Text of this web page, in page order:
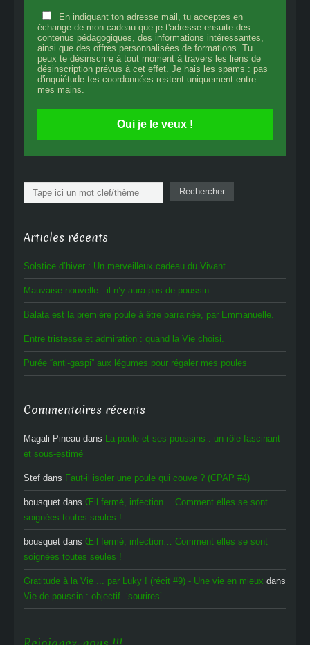
En indiquant ton adresse mail, tu acceptes en
échange de mon cadeau que je t'adresse ensuite des
contenus pédagogiques, des informations intéressantes,
ainsi que des offres personnalisées de formations. Tu
peux te désinscrire à tout moment à travers les liens de
désinscription prévus à cet effet. Je hais les spams : pas
d'inquiétude tes coordonnées restent uniquement entre
mes mains.
Oui je le veux !
Rechercher Rechercher
Articles récents
Solstice d’hiver : Un merveilleux cadeau du Vivant
Mauvaise nouvelle : il n’y aura pas de poussin…
Balata est la première poule à être parrainée, par Emmanuelle.
Entre tristesse et admiration : quand la Vie choisi.
Purée “anti-gaspi” aux légumes pour régaler mes poules
Commentaires récents
Magali Pineau dans La poule et ses poussins : un rôle fascinant
et sous-estimé
Stef dans Faut-il isoler une poule qui couve ? (CPAP #4)
bousquet dans Œil fermé, infection… Comment elles se sont
soignées toutes seules !
bousquet dans Œil fermé, infection… Comment elles se sont
soignées toutes seules !
Gratitude à la Vie ... par Luky ! (récit #9) - Une vie en mieux dans
Vie de poussin : objectif ‘sourires’